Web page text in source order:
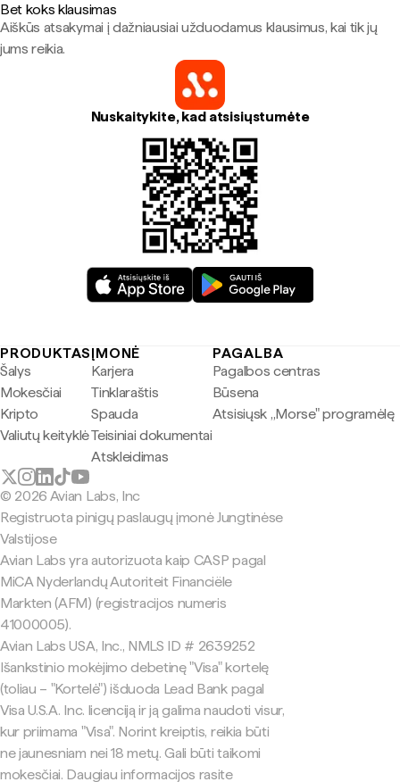
Bet koks klausimas
Aiškūs atsakymai į dažniausiai užduodamus klausimus, kai tik jų
jums reikia.
Nuskaitykite, kad atsisiųstumėte
PRODUKTAS
Šalys
Mokesčiai
Kripto
Valiutų keityklė
ĮMONĖ
Karjera
Tinklaraštis
Spauda
Teisiniai dokumentai
Atskleidimas
PAGALBA
Pagalbos centras
Būsena
Atsisiųsk „Morse" programėlę
© 2026 Avian Labs, Inc
Registruota pinigų paslaugų įmonė Jungtinėse
Valstijose
Avian Labs yra autorizuota kaip CASP pagal
MiCA Nyderlandų Autoriteit Financiële
Markten (AFM) (registracijos numeris
41000005).
Avian Labs USA, Inc., NMLS ID # 2639252
Išankstinio mokėjimo debetinę "Visa" kortelę
(toliau – "Kortelė") išduoda Lead Bank pagal
Visa U.S.A. Inc. licenciją ir ją galima naudoti visur,
kur priimama "Visa". Norint kreiptis, reikia būti
ne jaunesniam nei 18 metų. Gali būti taikomi
mokesčiai. Daugiau informacijos rasite